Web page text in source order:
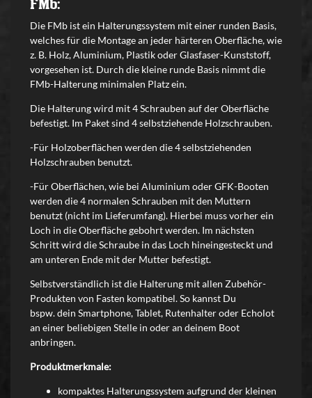
FMb:
Die FMb ist ein Halterungssystem mit einer runden Basis,
welches für die Montage an jeder härteren Oberfläche, wie
z. B. Holz, Aluminium, Plastik oder Glasfaser-Kunststoff,
vorgesehen ist. Durch die kleine runde Basis nimmt die
FMb-Halterung minimalen Platz ein.
Die Halterung wird mit 4 Schrauben auf der Oberfläche
befestigt. Im Paket sind 4 selbstziehende Holzschrauben.
-Für Holzoberflächen werden die 4 selbstziehenden
Holzschrauben benutzt.
-Für Oberflächen, wie bei Aluminium oder GFK-Booten
werden die 4 normalen Schrauben mit den Muttern
benutzt (nicht im Lieferumfang). Hierbei muss vorher ein
Loch in die Oberfläche gebohrt werden. Im nächsten
Schritt wird die Schraube in das Loch hineingesteckt und
am unteren Ende mit der Mutter befestigt.
Selbstverständlich ist die Halterung mit allen Zubehör-
Produkten von Fasten kompatibel. So kannst Du
bspw. dein Smartphone, Tablet, Rutenhalter oder Echolot
an einer beliebigen Stelle in oder an deinem Boot
anbringen.
Produktmerkmale:
kompaktes Halterungssystem aufgrund der kleinen